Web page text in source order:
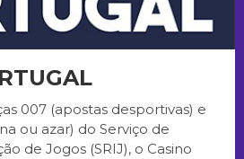
007 (apostas desportivas) e
ou azar) do Serviço de
de Jogos (SRIJ), o Casino